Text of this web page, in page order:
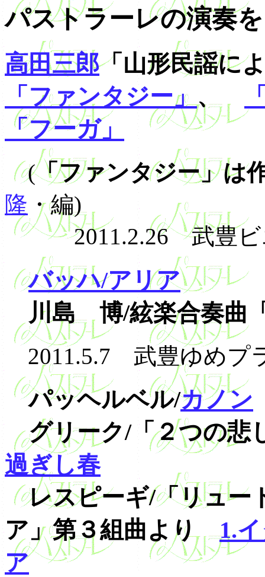
パストラーレの演奏
高田三郎「山形民謡に
「ファンタジー」 、
「フーガ」
(「ファンタジー」は
隆 ・編)
2011.2.26 武豊ビ
バッハ/アリア
川島 博/絃楽合奏曲
2011.5.7 武豊ゆめプ
パッヘルベル/カノン
グリーク/「２つの
過ぎし春
レスピーギ/「リュー
ア」第３組曲より1.
ア